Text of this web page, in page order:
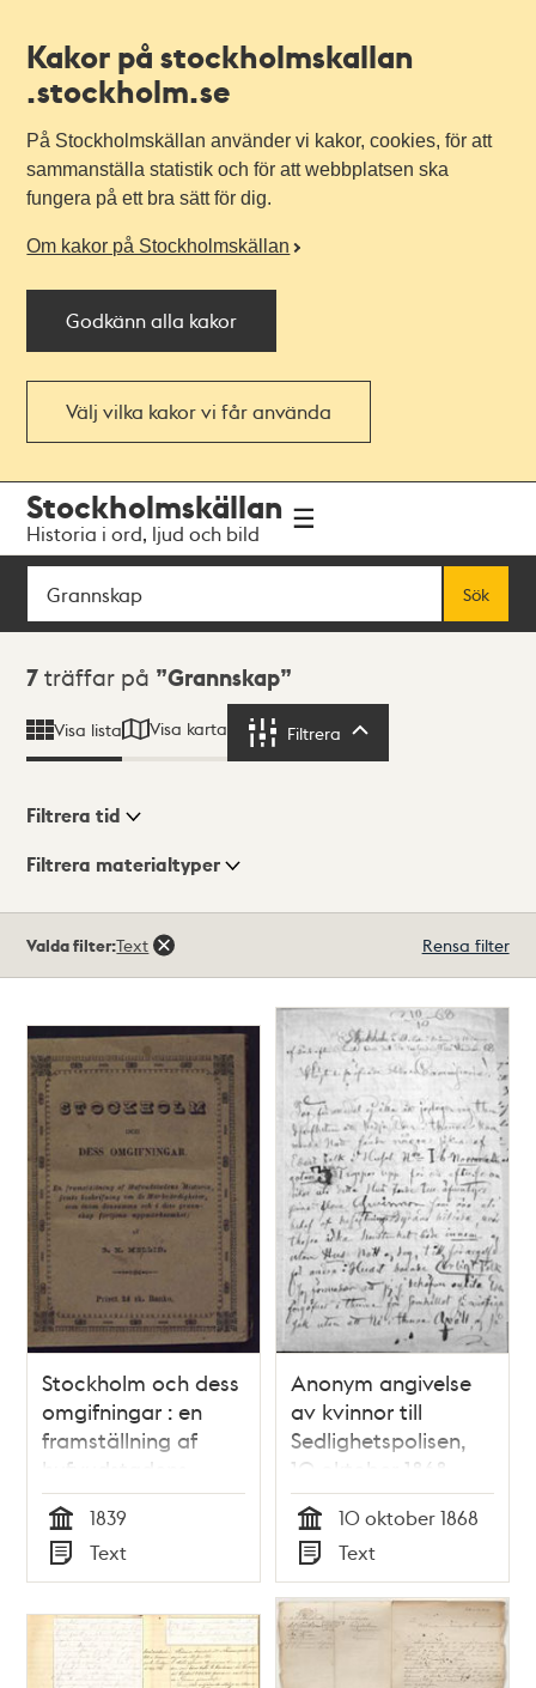
Kakor på stockholmskallan
.stockholm.se
På Stockholmskällan använder vi kakor, cookies, för att
sammanställa statistik och för att webbplatsen ska
fungera på ett bra sätt för dig.
Om kakor på Stockholmskällan
Godkänn alla kakor
Välj vilka kakor vi får använda
navigationen
huvudinnehållet
Stockholmskällan
Historia i ord, ljud och bild
Sök
Sök
Sökresultat
7 träffar på Grannskap
Visa lista Visa karta Filtrera
Visningsläge
Filtrera tid
Filtrera materialtyper
träffar
Valda filter:Text Rensa filter
Stockholm och dess
omgifningar : en
framställning af
hufvudstadens
historia, jemte
beskrifningom de
märkvärdigheter,
som inom
densamma och i
dess grannskap
förtjena
Tid
1839
Typ
Text
Anonym angivelse
av kvinnor till
Sedlighetspolisen,
10 oktober 1868
Tid
10 oktober 1868
Typ
Text